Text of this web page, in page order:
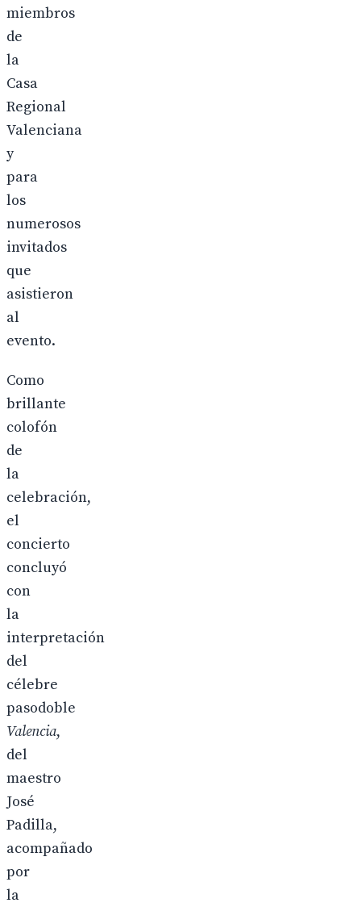
miembros
de
la
Casa
Regional
Valenciana
y
para
los
numerosos
invitados
que
asistieron
al
evento.
Como
brillante
colofón
de
la
celebración,
el
concierto
concluyó
con
la
interpretación
del
célebre
pasodoble
Valencia,
del
maestro
José
Padilla,
acompañado
por
la